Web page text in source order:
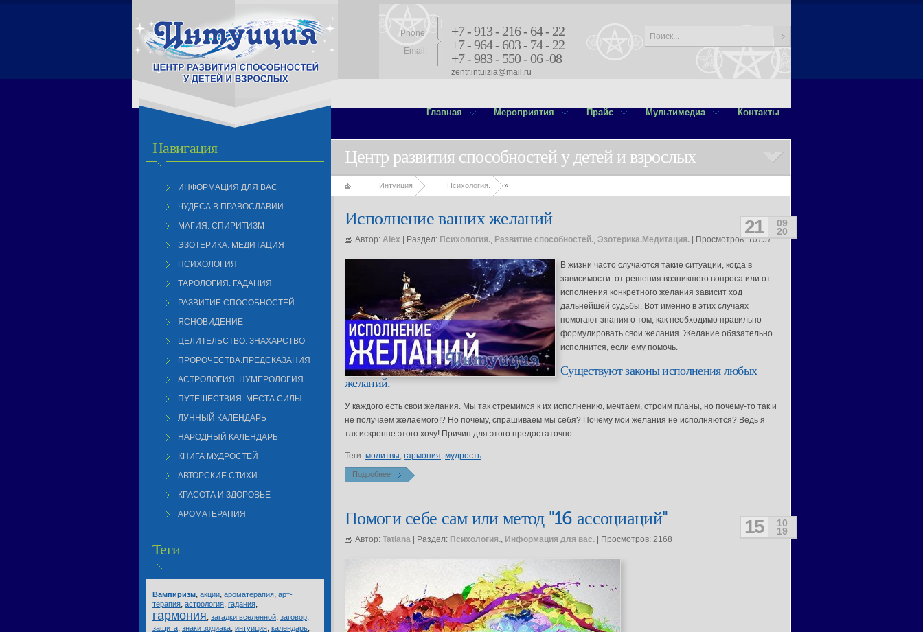
Phone:
Email:
+7 - 913 - 216 - 64 - 22
+7 - 964 - 603 - 74 - 22
+7 - 983 - 550 - 06 -08
zentr.intuizia@mail.ru
Главная Мероприятия Прайс Мультимедиа Контакты
Навигация
ИНФОРМАЦИЯ ДЛЯ ВАС
ЧУДЕСА В ПРАВОСЛАВИИ
МАГИЯ. СПИРИТИЗМ
ЭЗОТЕРИКА. МЕДИТАЦИЯ
ПСИХОЛОГИЯ
ТАРОЛОГИЯ. ГАДАНИЯ
РАЗВИТИЕ СПОСОБНОСТЕЙ
ЯСНОВИДЕНИЕ
ЦЕЛИТЕЛЬСТВО. ЗНАХАРСТВО
ПРОРОЧЕСТВА.ПРЕДСКАЗАНИЯ
АСТРОЛОГИЯ. НУМЕРОЛОГИЯ
ПУТЕШЕСТВИЯ. МЕСТА СИЛЫ
ЛУННЫЙ КАЛЕНДАРЬ
НАРОДНЫЙ КАЛЕНДАРЬ
КНИГА МУДРОСТЕЙ
АВТОРСКИЕ СТИХИ
КРАСОТА И ЗДОРОВЬЕ
АРОМАТЕРАПИЯ
Теги
Вампиризм, акции, ароматерапия, арт-
терапия, астрология, гадания,
гармония, загадки вселенной, заговор,
защита, знаки зодиака, интуиция, календарь,
Центр развития способностей у детей и взрослых
Интуиция »
Психология.
09
20
21
Исполнение ваших желаний
Автор: Alex | Раздел: Психология., Развитие способностей., Эзотерика.Медитация. | Просмотров: 10757
В жизни часто случаются такие ситуации, когда в
зависимости от решения возникшего вопроса или от
исполнения конкретного желания зависит ход
дальнейшей судьбы. Вот именно в этих случаях
помогают знания о том, как необходимо правильно
формулировать свои желания. Желание обязательно
исполнится, если ему помочь.
Существуют законы исполнения любых
желаний.
У каждого есть свои желания. Мы так стремимся к их исполнению, мечтаем, строим планы, но почему-то так и
не получаем желаемого!? Но почему, спрашиваем мы себя? Почему мои желания не исполняются? Ведь я
так искренне этого хочу! Причин для этого предостаточно...
Теги: молитвы, гармония, мудрость
Подробнее
10
19
15
Помоги себе сам или метод "16 ассоциаций"
Автор: Tatiana | Раздел: Психология., Информация для вас. | Просмотров: 2168